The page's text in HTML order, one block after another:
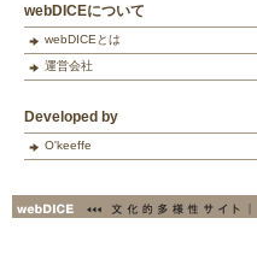
webDICEについて
webDICEとは
運営会社
Developed by
O'keeffe